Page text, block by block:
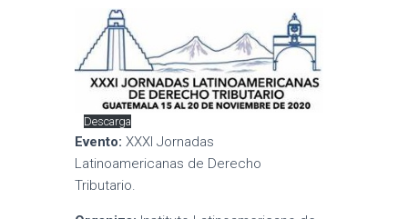
Descarga
Evento: XXXI Jornadas
Latinoamericanas de Derecho
Tributario.